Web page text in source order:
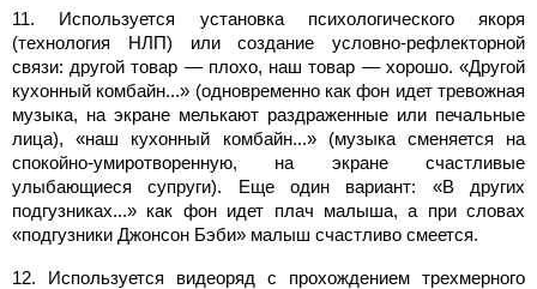
11. Используется установка психологического якоря
(технология НЛП) или создание условно-рефлекторной
связи: другой товар — плохо, наш товар — хорошо. «Другой
кухонный комбайн...» (одновременно как фон идет тревожная
музыка, на экране мелькают раздраженные или печальные
лица), «наш кухонный комбайн...» (музыка сменяется на
спокойно-умиротворенную, на экране счастливые
улыбающиеся супруги). Еще один вариант: «В других
подгузниках...» как фон идет плач малыша, а при словах
«подгузники Джонсон Бэби» малыш счастливо смеется.
12. Используется видеоряд с прохождением трехмерного